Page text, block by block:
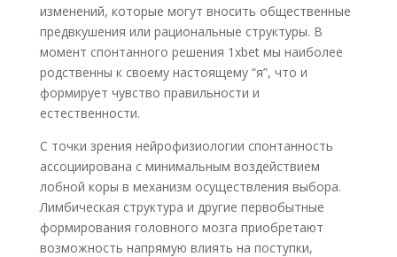
изменений, которые могут вносить общественные
предвкушения или рациональные структуры. В
момент спонтанного решения 1xbet мы наиболее
родственны к своему настоящему “я”, что и
формирует чувство правильности и
естественности.
С точки зрения нейрофизиологии спонтанность
ассоциирована с минимальным воздействием
лобной коры в механизм осуществления выбора.
Лимбическая структура и другие первобытные
формирования головного мозга приобретают
возможность напрямую влиять на поступки,